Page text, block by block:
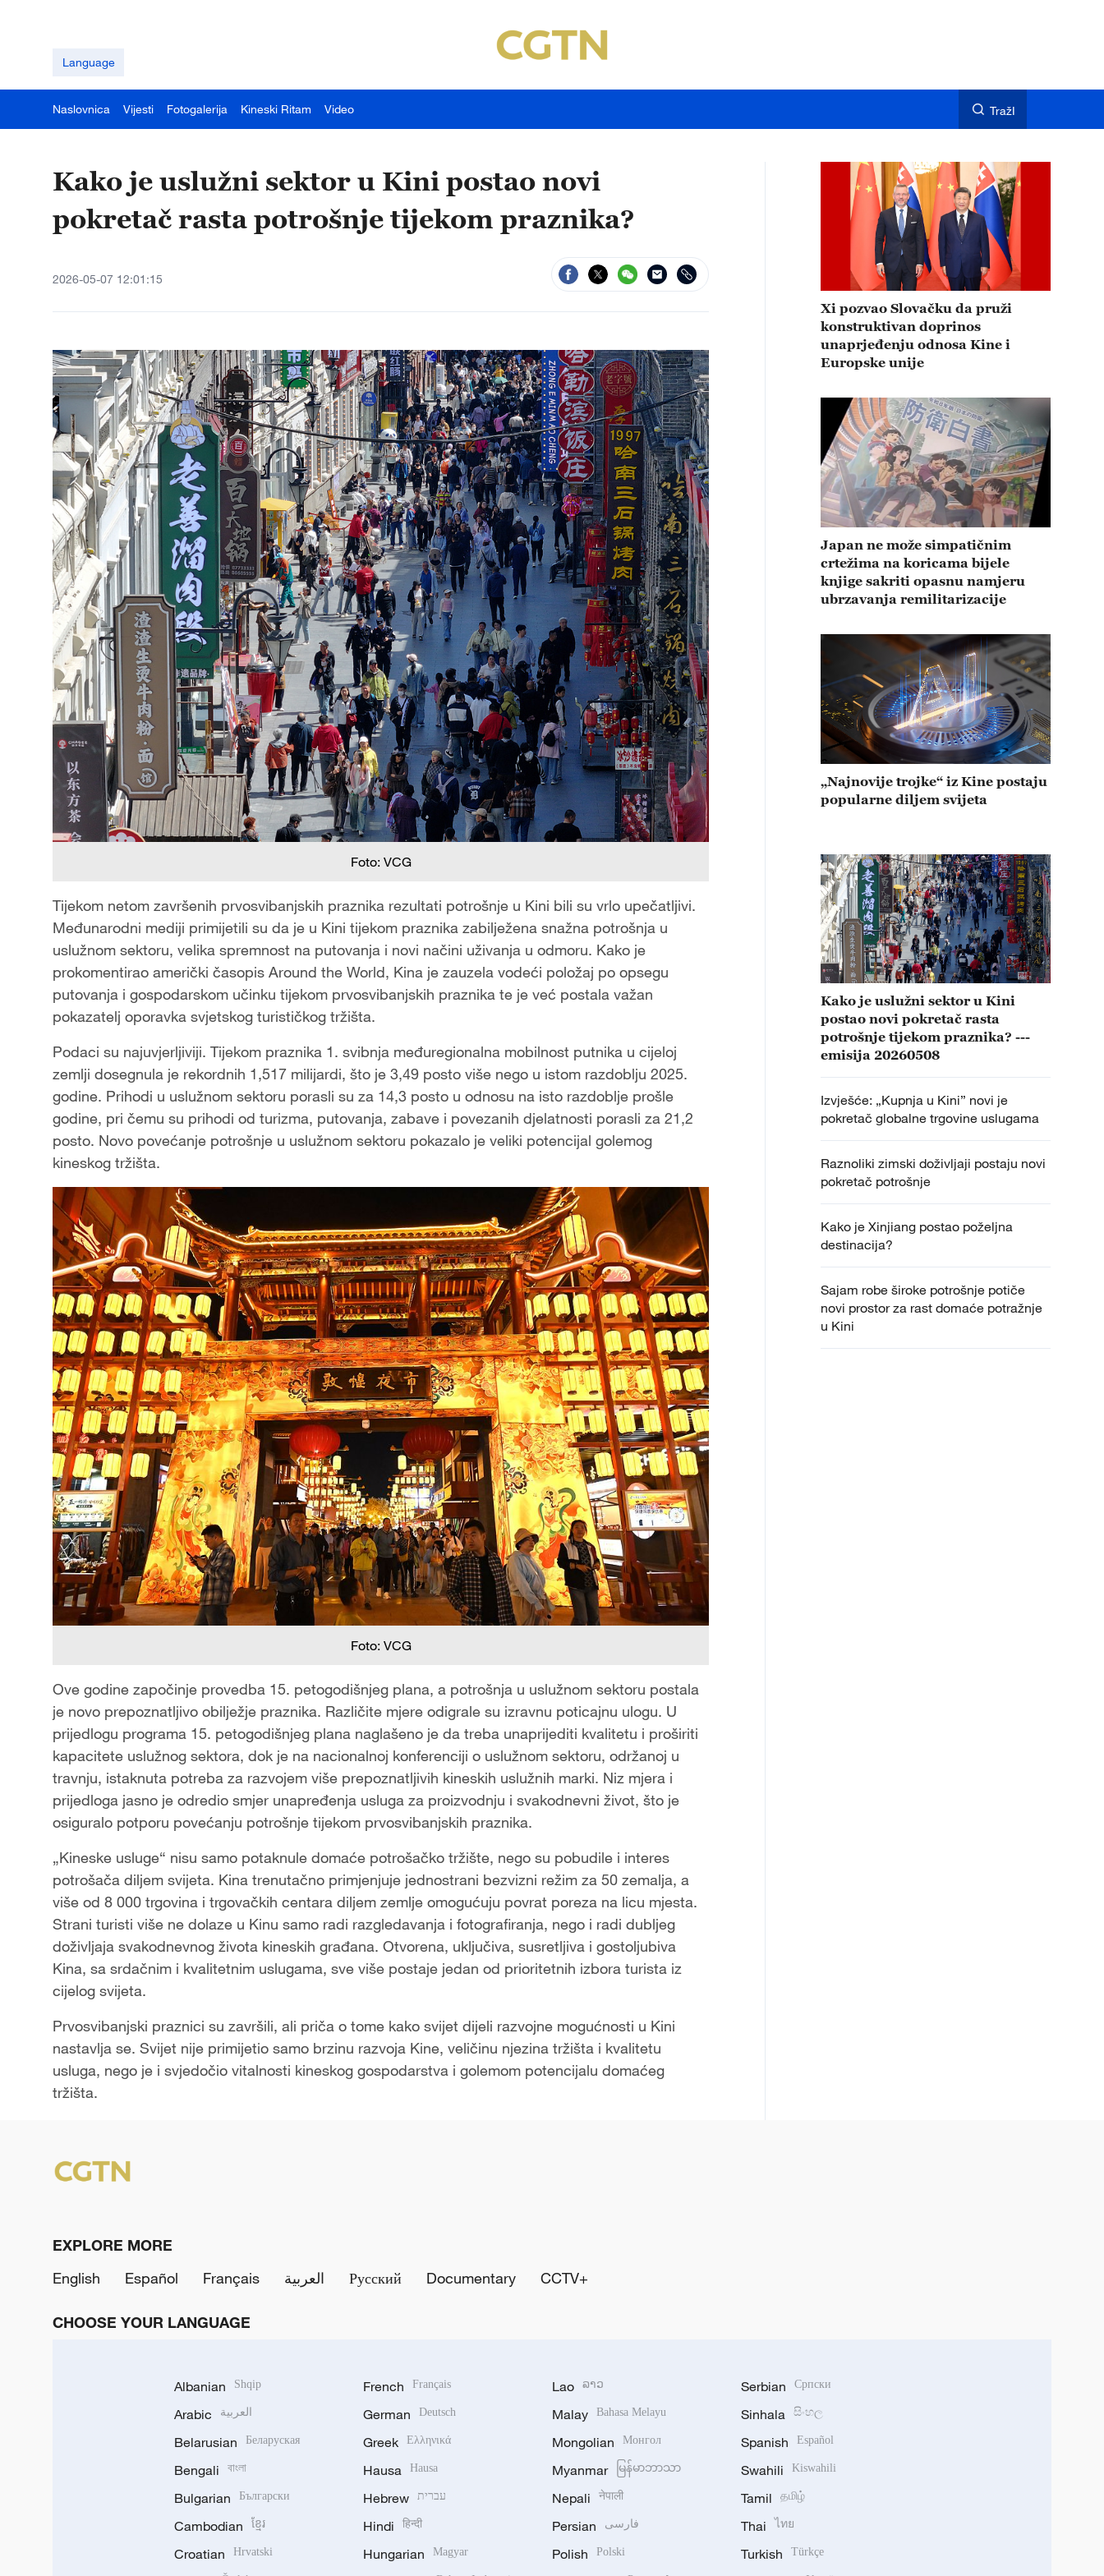
Language
Naslovnica Vijesti Fotogalerija Kineski Ritam Video TražI
Kako je uslužni sektor u Kini postao novi
pokretač rasta potrošnje tijekom praznika?
2026-05-07 12:01:15
Foto: VCG
Tijekom netom završenih prvosvibanjskih praznika rezultati potrošnje u Kini bili su vrlo upečatljivi.
Međunarodni mediji primijetili su da je u Kini tijekom praznika zabilježena snažna potrošnja u
uslužnom sektoru, velika spremnost na putovanja i novi načini uživanja u odmoru. Kako je
prokomentirao američki časopis Around the World, Kina je zauzela vodeći položaj po opsegu
putovanja i gospodarskom učinku tijekom prvosvibanjskih praznika te je već postala važan
pokazatelj oporavka svjetskog turističkog tržišta.
Podaci su najuvjerljiviji. Tijekom praznika 1. svibnja međuregionalna mobilnost putnika u cijeloj
zemlji dosegnula je rekordnih 1,517 milijardi, što je 3,49 posto više nego u istom razdoblju 2025.
godine. Prihodi u uslužnom sektoru porasli su za 14,3 posto u odnosu na isto razdoblje prošle
godine, pri čemu su prihodi od turizma, putovanja, zabave i povezanih djelatnosti porasli za 21,2
posto. Novo povećanje potrošnje u uslužnom sektoru pokazalo je veliki potencijal golemog
kineskog tržišta.
Foto: VCG
Ove godine započinje provedba 15. petogodišnjeg plana, a potrošnja u uslužnom sektoru postala
je novo prepoznatljivo obilježje praznika. Različite mjere odigrale su izravnu poticajnu ulogu. U
prijedlogu programa 15. petogodišnjeg plana naglašeno je da treba unaprijediti kvalitetu i proširiti
kapacitete uslužnog sektora, dok je na nacionalnoj konferenciji o uslužnom sektoru, održanoj u
travnju, istaknuta potreba za razvojem više prepoznatljivih kineskih uslužnih marki. Niz mjera i
prijedloga jasno je odredio smjer unapređenja usluga za proizvodnju i svakodnevni život, što je
osiguralo potporu povećanju potrošnje tijekom prvosvibanjskih praznika.
„Kineske usluge“ nisu samo potaknule domaće potrošačko tržište, nego su pobudile i interes
potrošača diljem svijeta. Kina trenutačno primjenjuje jednostrani bezvizni režim za 50 zemalja, a
više od 8 000 trgovina i trgovačkih centara diljem zemlje omogućuju povrat poreza na licu mjesta.
Strani turisti više ne dolaze u Kinu samo radi razgledavanja i fotografiranja, nego i radi dubljeg
doživljaja svakodnevnog života kineskih građana. Otvorena, uključiva, susretljiva i gostoljubiva
Kina, sa srdačnim i kvalitetnim uslugama, sve više postaje jedan od prioritetnih izbora turista iz
cijelog svijeta.
Prvosvibanjski praznici su završili, ali priča o tome kako svijet dijeli razvojne mogućnosti u Kini
nastavlja se. Svijet nije primijetio samo brzinu razvoja Kine, veličinu njezina tržišta i kvalitetu
usluga, nego je i svjedočio vitalnosti kineskog gospodarstva i golemom potencijalu domaćeg
tržišta.
Xi pozvao Slovačku da pruži
konstruktivan doprinos
unaprjeđenju odnosa Kine i
Europske unije
Japan ne može simpatičnim
crtežima na koricama bijele
knjige sakriti opasnu namjeru
ubrzavanja remilitarizacije
„Najnovije trojke“ iz Kine postaju
popularne diljem svijeta
Kako je uslužni sektor u Kini
postao novi pokretač rasta
potrošnje tijekom praznika? ---
emisija 20260508
Izvješće: „Kupnja u Kini” novi je
pokretač globalne trgovine uslugama
Raznoliki zimski doživljaji postaju novi
pokretač potrošnje
Kako je Xinjiang postao poželjna
destinacija?
Sajam robe široke potrošnje potiče
novi prostor za rast domaće potražnje
u Kini
EXPLORE MORE
English
Español Français العربية Русский Documentary CCTV+
CHOOSE YOUR LANGUAGE
Albanian Shqip
Arabic العربية
Belarusian Беларуская
Bengali বাংলা
Bulgarian Български
Cambodian ខ្មែរ
Croatian Hrvatski
French Français
German Deutsch
Greek Ελληνικά
Hausa Hausa
Hebrew עברית
Hindi हिन्दी
Hungarian Magyar
Lao ລາວ
Malay Bahasa Melayu
Mongolian Монгол
Myanmar မြန်မာဘာသာ
Nepali नेपाली
Persian فارسی
Polish Polski
Serbian Српски
Sinhala සිංහල
Spanish Español
Swahili Kiswahili
Tamil தமிழ்
Thai ไทย
Turkish Türkçe